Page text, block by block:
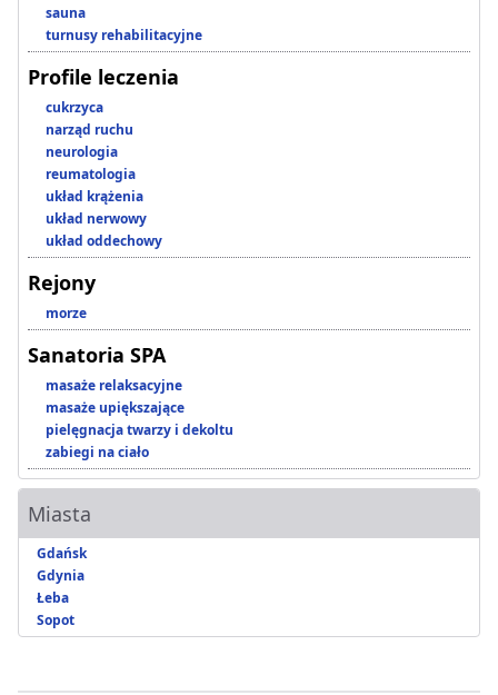
sauna
turnusy rehabilitacyjne
Profile leczenia
cukrzyca
narząd ruchu
neurologia
reumatologia
układ krążenia
układ nerwowy
układ oddechowy
Rejony
morze
Sanatoria SPA
masaże relaksacyjne
masaże upiększające
pielęgnacja twarzy i dekoltu
zabiegi na ciało
Miasta
Gdańsk
Gdynia
Łeba
Sopot